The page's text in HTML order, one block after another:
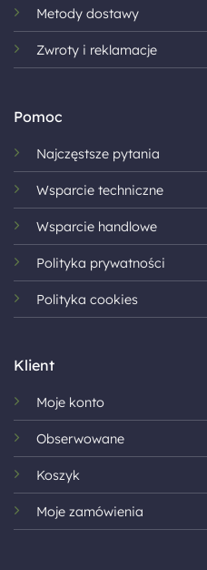
Metody dostawy
Zwroty i reklamacje
Pomoc
Najczęstsze pytania
Wsparcie techniczne
Wsparcie handlowe
Polityka prywatności
Polityka cookies
Klient
Moje konto
Obserwowane
Koszyk
Moje zamówienia